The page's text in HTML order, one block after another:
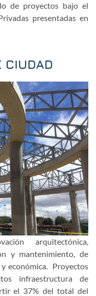
de proyectos bajo el
presentadas en
CIUDAD
arquitectónica,
y mantenimiento, de
económica. Proyectos
infraestructura de
el 37% del total del